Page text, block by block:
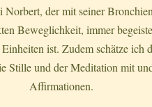
Norbert, der mit seiner
Beweglichkeit, immer
ist. Zudem schätze ich
Stille und der Meditation mit
Affirmationen.